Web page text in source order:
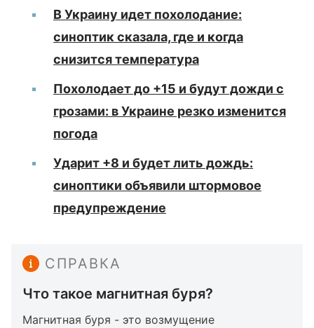
В Украину идет похолодание:
синоптик сказала, где и когда
снизится температура
Похолодает до +15 и будут дожди с
грозами: в Украине резко изменится
погода
Ударит +8 и будет лить дождь:
синоптики объявили штормовое
предупреждение
СПРАВКА
Что такое магнитная буря?
Магнитная буря - это возмущение